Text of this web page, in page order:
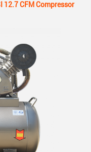
12.7 CFM Compressor